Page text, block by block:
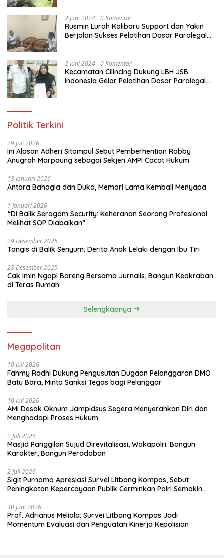
2 Juni 2024 0 Komentar
Rusmin Lurah Kalibaru Support dan Yakin
Berjalan Sukses Pelatihan Dasar Paralegal
2 Juni 2024 0 Komentar
Kecamatan Cilincing Dukung LBH JSB
Indonesia Gelar Pelatihan Dasar Paralegal
Politik Terkini
29 Juli 2026
Ini Alasan Adheri Sitompul Sebut Pemberhentian Robby
Anugrah Marpaung sebagai Sekjen AMPI Cacat Hukum
13 Januari 2026
Antara Bahagia dan Duka, Memori Lama Kembali Menyapa
1 Januari 2026
“Di Balik Seragam Security: Keheranan Seorang Profesional
Melihat SOP Diabaikan”
29 Desember 2025
Tangis di Balik Senyum: Derita Anak Lelaki dengan Ibu Tiri
28 Desember 2025
Cak Imin Ngopi Bareng Bersama Jurnalis, Bangun Keakraban
di Teras Rumah
Selengkapnya
Megapolitan
10 Juli 2026
Fahmy Radhi Dukung Pengusutan Dugaan Pelanggaran DMO
Batu Bara, Minta Sanksi Tegas bagi Pelanggar
10 Juli 2026
AMI Desak Oknum Jampidsus Segera Menyerahkan Diri dan
Menghadapi Proses Hukum
2 Juli 2026
Masjid Panggilan Sujud Direvitalisasi, Wakapolri: Bangun
Karakter, Bangun Peradaban
2 Juli 2026
Sigit Purnomo Apresiasi Survei Litbang Kompas, Sebut
Peningkatan Kepercayaan Publik Cerminkan Polri Semakin
30 Juni 2026
Prof. Adrianus Meliala: Survei Litbang Kompas Jadi
Momentum Evaluasi dan Penguatan Kinerja Kepolisian